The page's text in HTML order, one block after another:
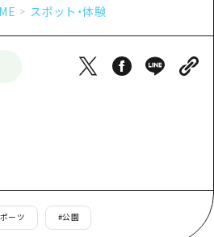
ライフ
部
遊チケット
FREE Wi-Fi
係者の皆さま
スポット・体験
ーツ #公園